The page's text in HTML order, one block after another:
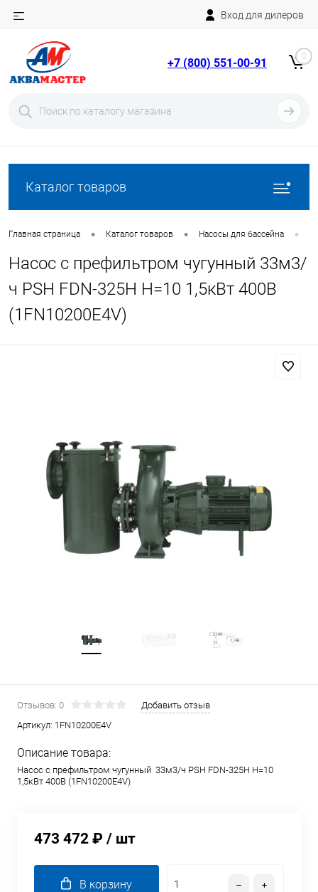
Вход для дилеров
+7 (800) 551-00-91 0
Каталог товаров
Главная страница • Каталог товаров • Насосы для бассейна •
Насос с префильтром чугунный 33м3/
ч PSH FDN-325H H=10 1,5кВт 400В
(1FN10200E4V)
Отзывов: 0
Добавить отзыв
Артикул: 1FN10200E4V
Описание товара:
Насос с префильтром чугунный 33м3/ч PSH FDN-325H H=10
1,5кВт 400В (1FN10200E4V)
473 472 ₽ / шт
В корзину